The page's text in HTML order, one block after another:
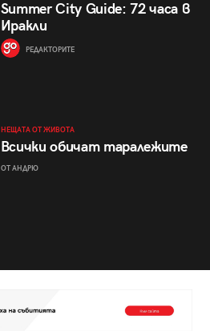
Summer City Guide: 72 часа в
Иракли
РЕДАКТОРИТЕ
НЕЩАТА ОТ ЖИВОТА
Всички обичат таралежите
ОТ АНДРЮ